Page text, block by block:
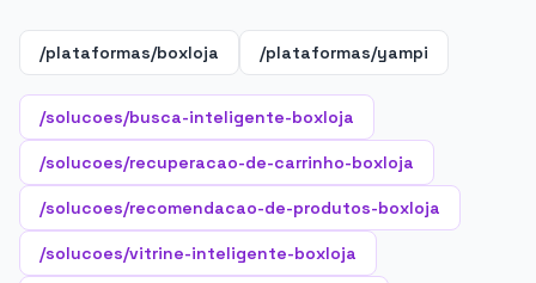
/plataformas/boxloja /plataformas/yampi
/solucoes/busca-inteligente-boxloja
/solucoes/recuperacao-de-carrinho-boxloja
/solucoes/recomendacao-de-produtos-boxloja
/solucoes/vitrine-inteligente-boxloja